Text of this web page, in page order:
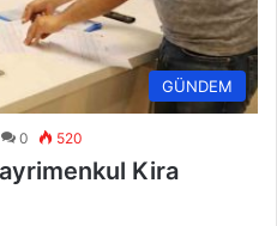
GÜNDEM
0 520
Kira